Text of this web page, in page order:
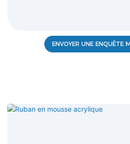
ENVOYER UNE ENQUÊTE